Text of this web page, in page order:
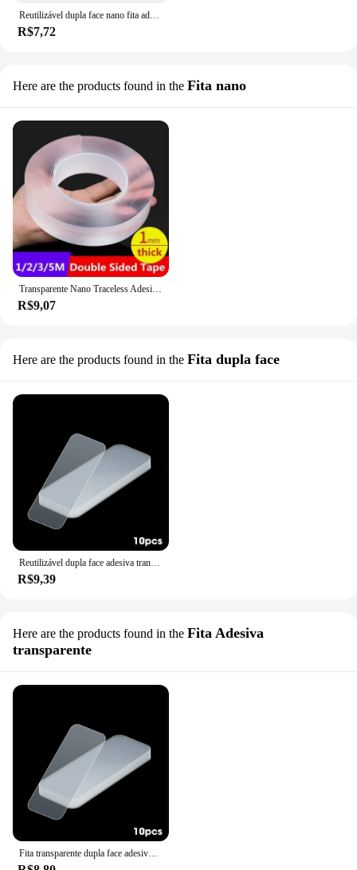
Reutilizável dupla face nano fita adesiva transparente pvc fita adesivos de parede impermeável nano claro dupla face fita fornecimento doméstico
R$7,72
Here are the products found in the Fita nano
Transparente Nano Traceless Adesivos, Fita Dupla Face, Reutilizável, À Prova D' Água, Adesivo, Rosto, Limpável, Doméstico, Cozinha
R$9,07
Here are the products found in the Fita dupla face
Reutilizável dupla face adesiva transparente PVC fita, adesivos de parede, à prova d'água, nano, clara, dupla face, Home Supply
R$9,39
Here are the products found in the Fita Adesiva
transparente
Fita transparente dupla face adesivo, adesivos de parede à prova d'água, fita nano dupla face para casa, escritório, banheiro, 200 pcs, 100 pcs, 60 pcs, 10pcs